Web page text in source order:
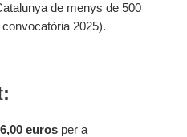
de menys de 500
2025).
euros per a